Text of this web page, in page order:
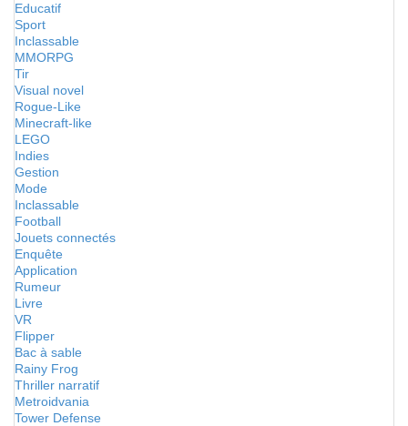
Educatif
Sport
Inclassable
MMORPG
Tir
Visual novel
Rogue-Like
Minecraft-like
LEGO
Indies
Gestion
Mode
Inclassable
Football
Jouets connectés
Enquête
Application
Rumeur
Livre
VR
Flipper
Bac à sable
Rainy Frog
Thriller narratif
Metroidvania
Tower Defense